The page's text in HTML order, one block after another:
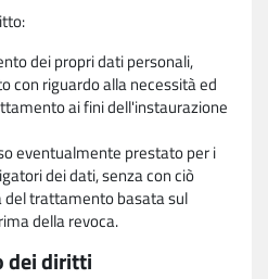
dei propri dati personali,
con riguardo alla necessità ed
ai fini dell'instaurazione
eventualmente prestato per i
dei dati, senza con ciò
del trattamento basata sul
della revoca.
dei diritti